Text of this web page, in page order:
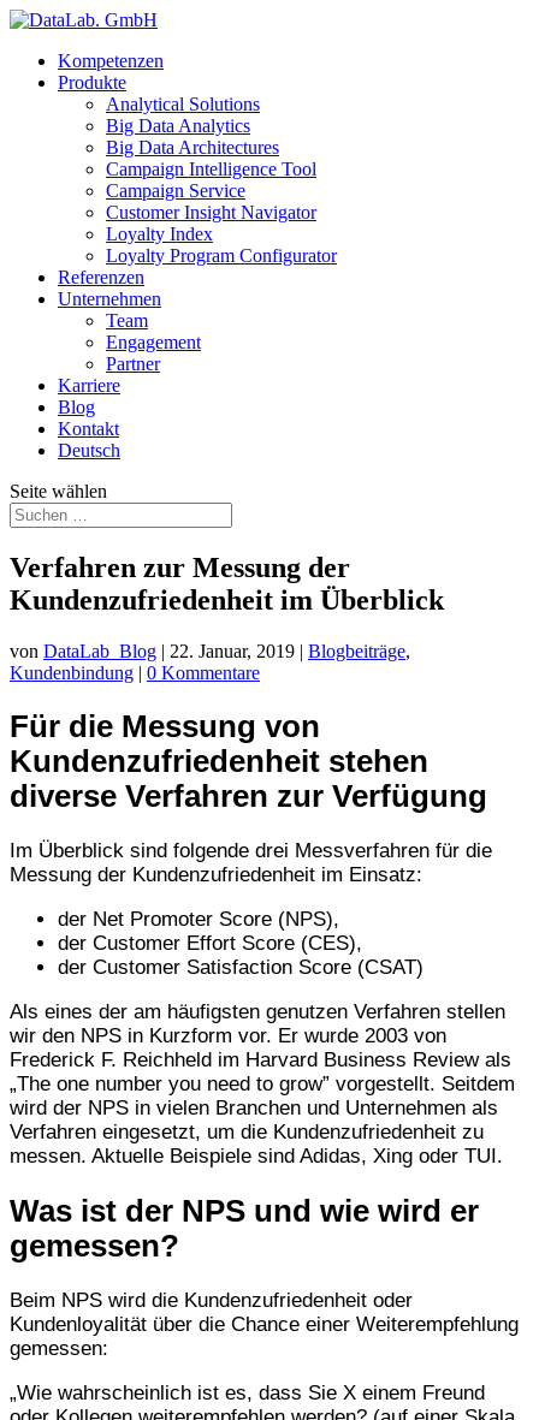
Kompetenzen
Produkte
Analytical Solutions
Big Data Analytics
Big Data Architectures
Campaign Intelligence Tool
Campaign Service
Customer Insight Navigator
Loyalty Index
Loyalty Program Configurator
Referenzen
Unternehmen
Team
Engagement
Partner
Karriere
Blog
Kontakt
Deutsch
Seite wählen
Verfahren zur Messung der
Kundenzufriedenheit im Überblick
von DataLab_Blog | 22. Januar, 2019 | Blogbeiträge,
Kundenbindung | 0 Kommentare
Für die Messung von
Kundenzufriedenheit stehen
diverse Verfahren zur Verfügung
Im Überblick sind folgende drei Messverfahren für die
Messung der Kundenzufriedenheit im Einsatz:
der Net Promoter Score (NPS),
der Customer Effort Score (CES),
der Customer Satisfaction Score (CSAT)
Als eines der am häufigsten genutzen Verfahren stellen
wir den NPS in Kurzform vor. Er wurde 2003 von
Frederick F. Reichheld im Harvard Business Review als
„The one number you need to grow” vorgestellt. Seitdem
wird der NPS in vielen Branchen und Unternehmen als
Verfahren eingesetzt, um die Kundenzufriedenheit zu
messen. Aktuelle Beispiele sind Adidas, Xing oder TUI.
Was ist der NPS und wie wird er
gemessen?
Beim NPS wird die Kundenzufriedenheit oder
Kundenloyalität über die Chance einer Weiterempfehlung
gemessen:
„Wie wahrscheinlich ist es, dass Sie X einem Freund